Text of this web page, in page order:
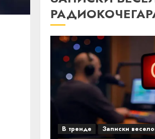
В тренде
Записки